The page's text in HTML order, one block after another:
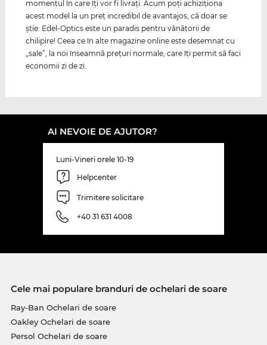
momentul în care îţi vor fi livraţi. Acum poţi achiziţiona
acest model la un preţ incredibil de avantajos, că doar se
ştie: Edel-Optics este un paradis pentru vânătorii de
chilipire! Ceea ce în alte magazine online este desemnat cu
„sale”, la noi înseamnă preţuri normale, care îţi permit să faci
economii zi de zi.
AI NEVOIE DE AJUTOR?
Luni-Vineri orele 10-19
Helpcenter
Trimitere solicitare
+40 31 631 4008
Cele mai populare branduri de ochelari de soare
Ray-Ban Ochelari de soare
Oakley Ochelari de soare
Persol Ochelari de soare